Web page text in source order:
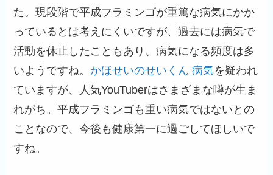
た。現段階で平成フラミンゴが重篤な病気にかか
っているとは考えにくいですが、過去には病気で
活動を休止したこともあり、病気になる頻度は多
いようですね。 かほせいのせいくん 病気を疑われ
ていますが、人気YouTuberはさまざまな噂が生ま
れがち。平成フラミンゴも重い病気ではないとの
ことなので、今後も健康第一に過ごしてほしいで
すね。